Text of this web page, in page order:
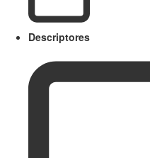
Descriptores